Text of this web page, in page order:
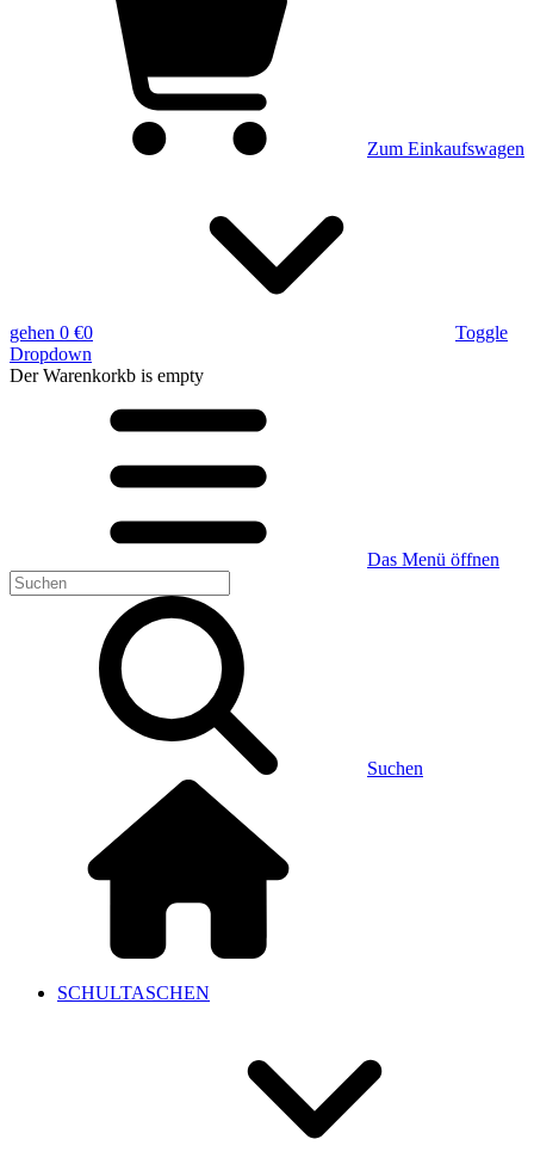
Zum Einkaufswagen
gehen 0 €0
Toggle
Dropdown
Der Warenkorkb is empty
Das Menü öffnen
Suchen
SCHULTASCHEN